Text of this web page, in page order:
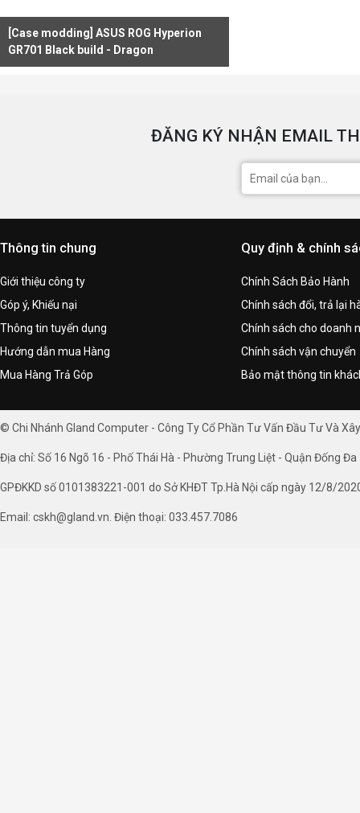
[Case modding] ASUS ROG Hyperion
GR701 Black build - Dragon
ĐĂNG KÝ NHẬN EMAIL
Thông tin chung
Giới thiệu công ty
Góp ý, Khiếu nại
Thông tin tuyển dụng
Hướng dẫn mua Hàng
Mua Hàng Trả Góp
Quy định & chính
Chính Sách Bảo Hành
Chính sách đổi, trả lại
Chính sách cho doanh
Chính sách vận chuyển
Bảo mật thông tin
© Chi Nhánh Gland Computer - Công Ty Cổ Phần Tư Vấn Đầu Tư Và
Địa chỉ: Số 16 Ngõ 16 - Phố Thái Hà - Phường Trung Liệt - Quận Đống Đa
GPĐKKD số 0101383221-001 do Sở KHĐT Tp.Hà Nội cấp ngày 12/8/
Email: cskh@gland.vn. Điện thoại: 033.457.7086